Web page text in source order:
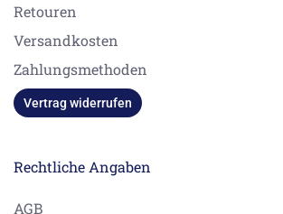
Retouren
Versandkosten
Zahlungsmethoden
Vertrag widerrufen
Rechtliche Angaben
AGB